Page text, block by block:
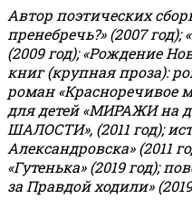
Автор поэтических
пренебречь?» (2007 год);
(2009 год); «Рождение
книг (крупная проза):
роман «Красноречивое
для детей «МИРАЖИ на
ШАЛОСТИ», (2011 год);
Александровска» (2011
«Гутенька» (2019 год);
за Правдой ходили»